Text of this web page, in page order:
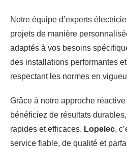
Notre équipe d’experts
projets de manière
adaptés à vos besoins
des installations performantes
respectant les normes en
Grâce à notre approche
bénéficiez de résultats
rapides et efficaces. Lopelec,
service fiable, de qualité et